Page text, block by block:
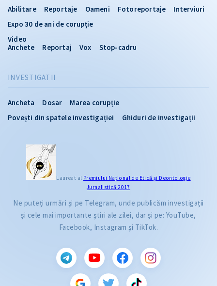
INVESTIGATII
Ancheta Dosar
Marea corupție
Povești din spatele investigației
Ghiduri de investigații
Abilitare Reportaje Oameni Fotoreportaje
Interviuri
Expo 30 de ani de corupție
Video
Anchete
Reportaj Vox Stop-cadru
Laureat al Premiului Naţional de Etică și Deontologie
Jurnalistică 2017
Ne puteți urmări și pe Telegram, unde publicăm investigații
și cele mai importante știri ale zilei, dar și pe: YouTube,
Facebook, Instagram și TikTok.